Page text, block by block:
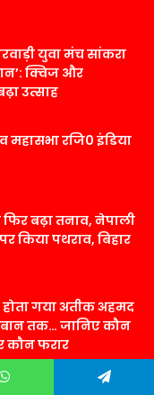
युवा मंच सांकरा
क्विज और
उत्साह
महासभा रजि0 इंडिया
फिर बढ़ा तनाव, नेपाली
किया पथराव, बिहार
गया अतीक अहमद
तक… जानिए कौन
कौन फरार